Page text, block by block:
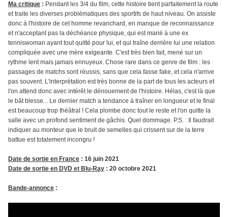
Ma critique : Pendant les 3/4 du film, cette histoire tient parfaitement la route
et traite les diverses problématiques des sportifs de haut niveau. On assiste
donc à l'histoire de cet homme revanchard, en manque de reconnaissance
et n'acceptant pas la déchéance physique, qui est marié à une ex
tenniswoman ayant tout quitté pour lui, et qui traîne derrière lui une relation
compliquée avec une mère exigeante. C'est très bien fait, mené sur un
rythme lent mais jamais ennuyeux. Chose rare dans ce genre de film : les
passages de matchs sont réussis, sans que cela fasse fake, et cela n'arrive
pas souvent. L'interprétation est très bonne de la part de tous les acteurs et
l'on attend donc avec intérêt le dénouement de l'histoire. Hélas, c'est là que
le bât blesse... Le dernier match a tendance à traîner en longueur et le final
est beaucoup trop théâtral ! Cela plombe donc tout le reste et l'on quitte la
salle avec un profond sentiment de gâchis. Quel dommage. P.S. : Il faudrait
indiquer au monteur que le bruit de semelles qui crissent sur de la terre
battue est totalement incongru !
Date de sortie en France : 16 juin 2021
Date de sortie en DVD et Blu-Ray : 20 octobre 2021
Bande-annonce :